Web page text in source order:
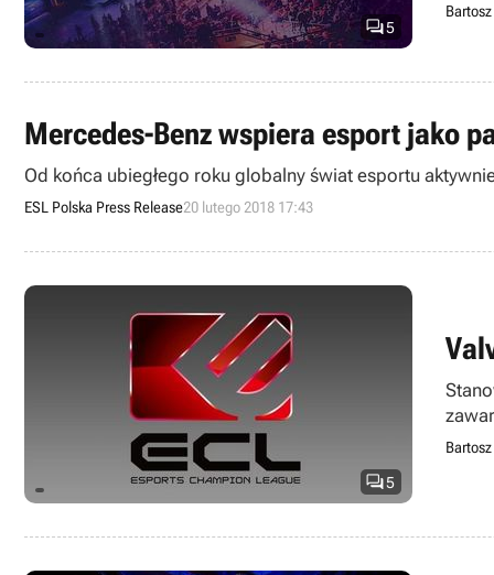
5
Mercedes-Benz wspiera esport jako
Od końca ubiegłego roku globalny świat esportu
ESL Polska Press Release20 lutego 2018 17:43
5